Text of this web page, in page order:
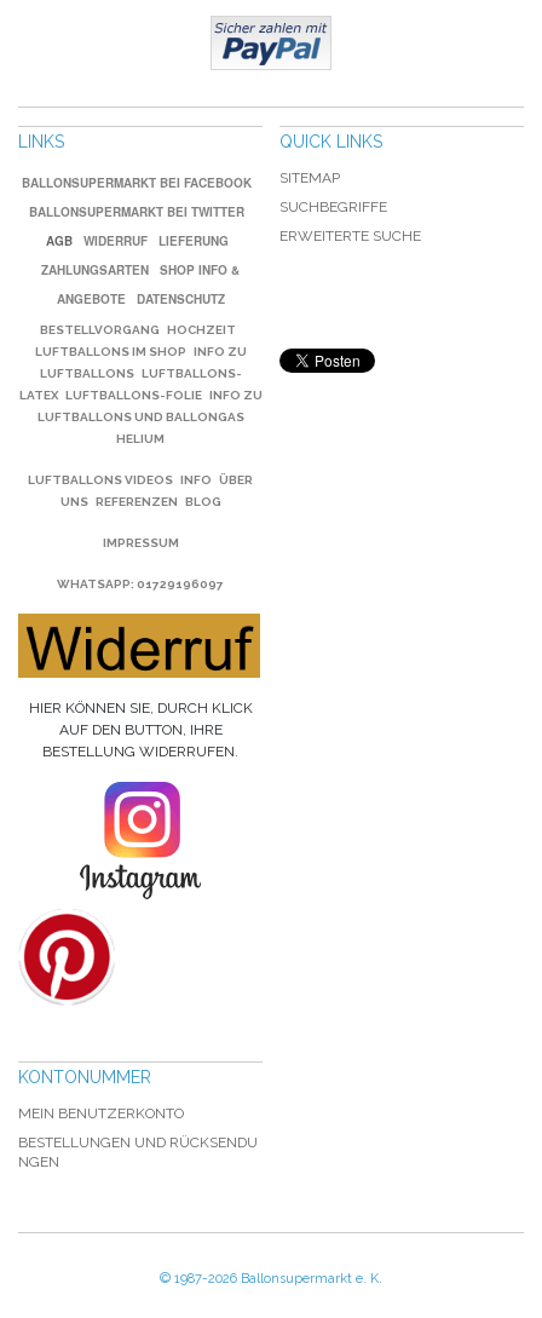
LINKS
BALLONSUPERMARKT BEI FACEBOOK
BALLONSUPERMARKT BEI TWITTER
AGB
WIDERRUF
LIEFERUNG
ZAHLUNGSARTEN
SHOP INFO &
ANGEBOTE
DATENSCHUTZ
BESTELLVORGANG
HOCHZEIT
LUFTBALLONS IM SHOP
INFO ZU
LUFTBALLONS LUFTBALLONS-
LATEX LUFTBALLONS-FOLIE INFO ZU
LUFTBALLONS UND BALLONGAS
HELIUM
LUFTBALLONS VIDEOS INFO
ÜBER
UNS REFERENZEN BLOG
IMPRESSUM
WHATSAPP: 01729196097
HIER KÖNNEN SIE, DURCH KLICK
AUF DEN BUTTON, IHRE
BESTELLUNG WIDERRUFEN.
QUICK LINKS
SITEMAP
SUCHBEGRIFFE
ERWEITERTE SUCHE
KONTONUMMER
MEIN BENUTZERKONTO
BESTELLUNGEN UND RÜCKSENDU
NGEN
© 1987-2026 Ballonsupermarkt e. K.